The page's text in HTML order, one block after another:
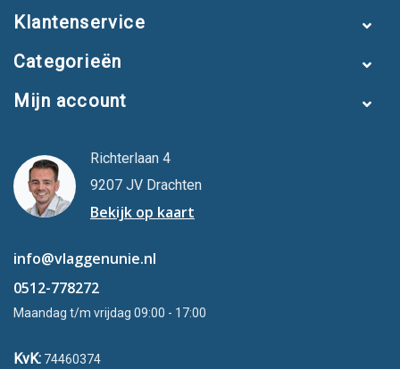
Klantenservice
Categorieën
Mijn account
Richterlaan 4
9207 JV Drachten
Bekijk op kaart
info@vlaggenunie.nl
0512-778272
Maandag t/m vrijdag 09:00 - 17:00
KvK: 74460374